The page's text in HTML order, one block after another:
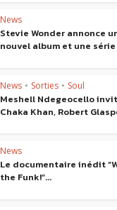
News
Stevie Wonder annonce
nouvel album et une série
News • Sorties • Soul
Meshell Ndegeocello
Chaka Khan, Robert
News
Le documentaire inédit
the Funk!”...